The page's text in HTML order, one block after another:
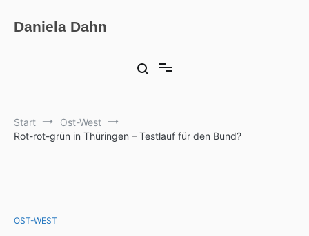
Inhalt
springen
Daniela Dahn
Start
Ost-West
Rot-rot-grün in Thüringen – Testlauf für den Bund?
OST-WEST